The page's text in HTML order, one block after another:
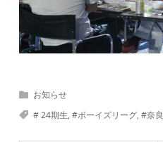
お知らせ
# 24期生,#ボーイズリーグ,#奈良